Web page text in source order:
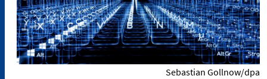
Sebastian Gollnow/dpa